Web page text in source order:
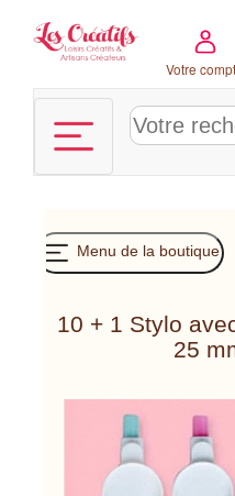
Votre
Menu de la boutique
10 + 1 Stylo
25